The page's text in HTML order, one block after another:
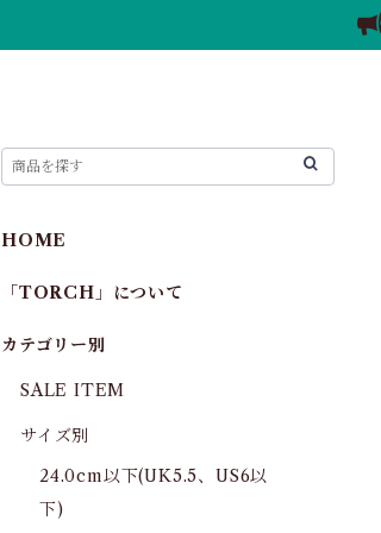
HOME
「TORCH」について
カテゴリー別
SALE ITEM
サイズ別
24.0cm以下(UK5.5、US6以
下)